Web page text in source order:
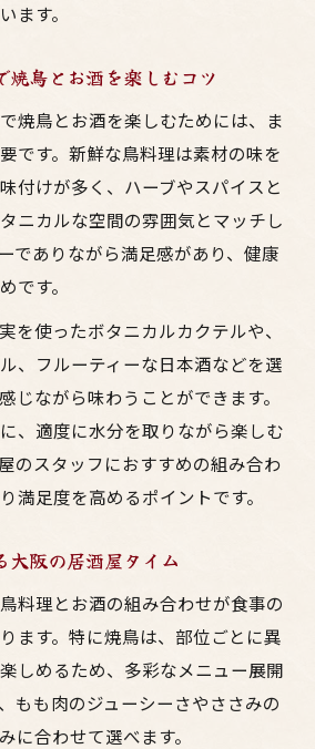
ます。
焼鳥とお酒を楽しむコツ
焼鳥とお酒を楽しむためには、ま
です。新鮮な鳥料理は素材の味を
付けが多く、ハーブやスパイスと
ニカルな空間の雰囲気とマッチし
でありながら満足感があり、健康
です。
を使ったボタニカルカクテルや、
、フルーティーな日本酒などを選
じながら味わうことができます。
、適度に水分を取りながら楽しむ
のスタッフにおすすめの組み合わ
満足度を高めるポイントです。
大阪の居酒屋タイム
料理とお酒の組み合わせが食事の
ます。特に焼鳥は、部位ごとに異
しめるため、多彩なメニュー展開
もも肉のジューシーさやささみの
に合わせて選べます。